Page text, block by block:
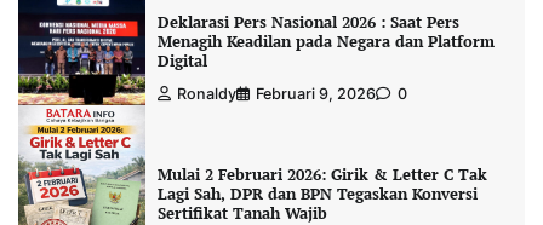
Deklarasi Pers Nasional 2026 : Saat Pers
Menagih Keadilan pada Negara dan Platform
Digital
Ronaldy Februari 9, 2026 0
Mulai 2 Februari 2026: Girik & Letter C Tak
Lagi Sah, DPR dan BPN Tegaskan Konversi
Sertifikat Tanah Wajib